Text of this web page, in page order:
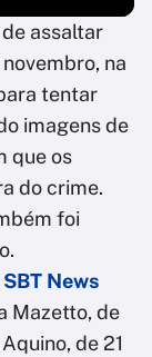
assaltar
na
tentar
imagens de
que os
do crime.
foi
News
Mazetto, de
de 21